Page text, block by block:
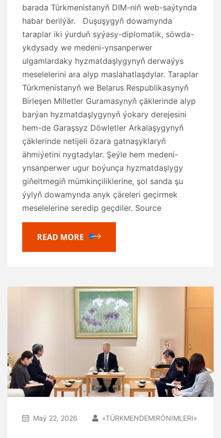
barada Türkmenistanyň DIM-niň web-saýtynda
habar berilýär. Duşuşygyň dowamynda
taraplar iki ýurduň syýasy-diplomatik, söwda-
ykdysady we medeni-ynsanperwer
ulgamlardaky hyzmatdaşlygynyň derwaýys
meselelerini ara alyp maslahatlaşdylar. Taraplar
Türkmenistanyň we Belarus Respublikasynyň
Birleşen Milletler Guramasynyň çäklerinde alyp
barýan hyzmatdaşlygynyň ýokary derejesini
hem-de Garaşsyz Döwletler Arkalaşygynyň
çäklerinde netijeli özara gatnaşyklaryň
ähmiýetini nygtadylar. Şeýle hem medeni-
ynsanperwer ugur boýunça hyzmatdaşlygy
giňeltmegiň mümkinçiliklerine, şol sanda şu
ýylyň dowamynda anyk çäreleri geçirmek
meselelerine seredip geçdiler. Source
READ MORE
Maý 22, 2026 «TÜRKMENDEMIRÖNIMLERI»